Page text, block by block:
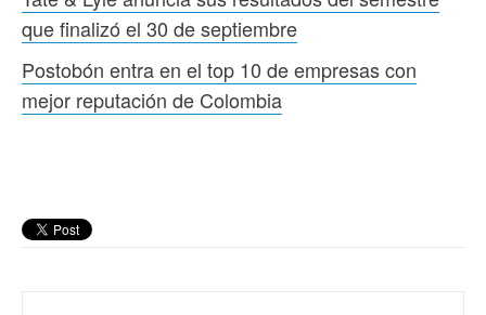
que finalizó el 30 de septiembre
Postobón entra en el top 10 de empresas con
mejor reputación de Colombia